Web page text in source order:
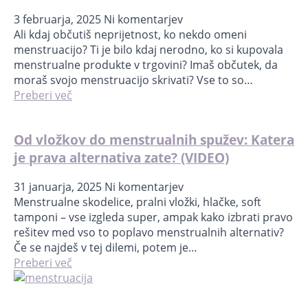
3 februarja, 2025 Ni komentarjev
Ali kdaj občutiš neprijetnost, ko nekdo omeni
menstruacijo? Ti je bilo kdaj nerodno, ko si kupovala
menstrualne produkte v trgovini? Imaš občutek, da
moraš svojo menstruacijo skrivati? Vse to so…
Preberi več
Od vložkov do menstrualnih spužev: Katera
je prava alternativa zate? (VIDEO)
31 januarja, 2025 Ni komentarjev
Menstrualne skodelice, pralni vložki, hlačke, soft
tamponi – vse izgleda super, ampak kako izbrati pravo
rešitev med vso to poplavo menstrualnih alternativ?
Če se najdeš v tej dilemi, potem je…
Preberi več